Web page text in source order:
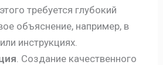
требуется глубокий
объяснение, например, в
инструкциях.
. Создание качественного